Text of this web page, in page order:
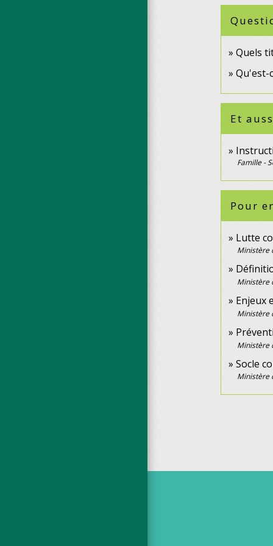
Quels
Qu'est-
Et
Famille -
Pour
Lutte
Ministère
Ministère
Enjeux
Ministère
Ministère
Socle
Ministère